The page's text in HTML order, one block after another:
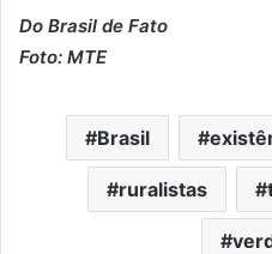
Do Brasil de Fato
Foto: MTE
Brasil
ruralistas